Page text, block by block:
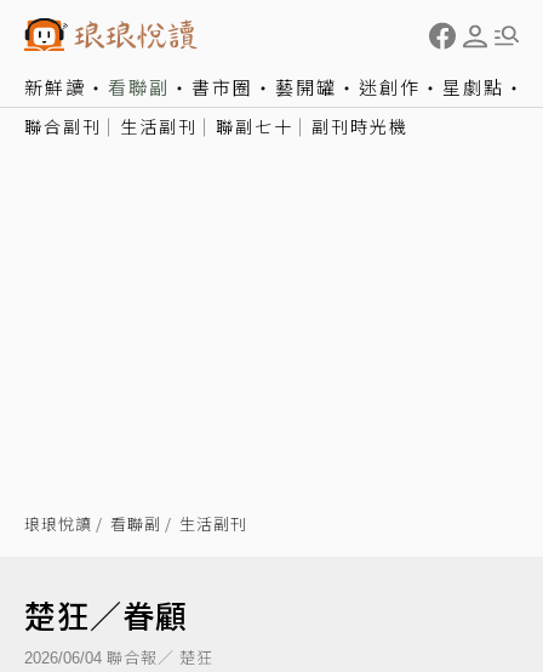
新鮮讀 看聯副 書市圈 藝開罐 迷創作 星劇點
聯合副刊 生活副刊 聯副七十 副刊時光機
琅琅悅讀 看聯副 生活副刊
楚狂／眷顧
2026/06/04 聯合報／ 楚狂